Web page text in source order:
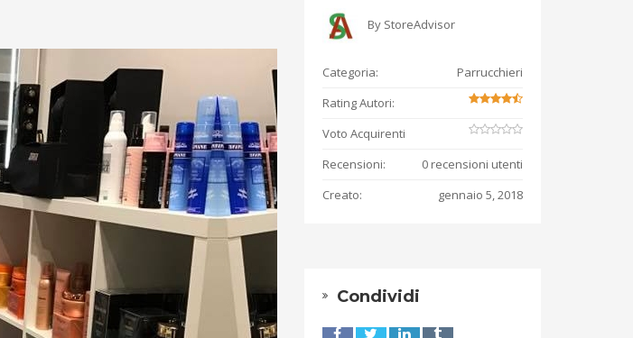
By StoreAdvisor
Categoria:
Parrucchieri
Rating Autori:
Voto Acquirenti
Recensioni:
0 recensioni utenti
Creato:
gennaio 5, 2018
Condividi